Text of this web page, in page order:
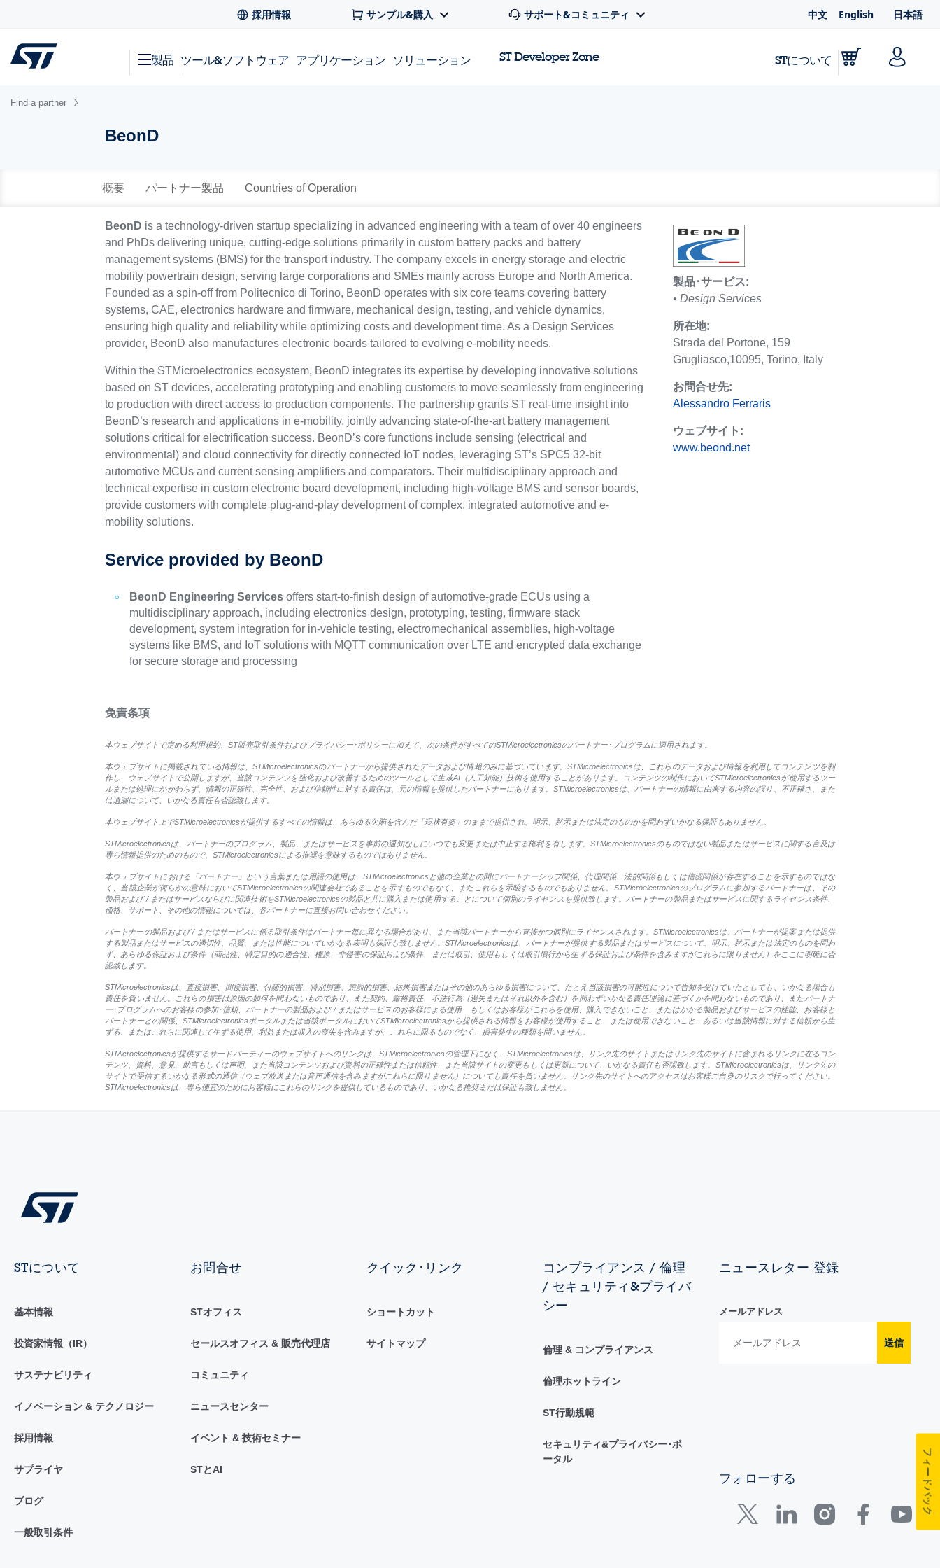
採用情報 サンプル&購入 サポート&コミュニティ 中文 English 日本語
製品 ツール&ソフトウェア アプリケーション ソリューション ST Developer Zone STについて
Find a partner
BeonD
概要 パートナー製品 Countries of Operation
BeonD is a technology-driven startup specializing in advanced engineering with a team of over 40 engineers
and PhDs delivering unique, cutting-edge solutions primarily in custom battery packs and battery
management systems (BMS) for the transport industry. The company excels in energy storage and electric
mobility powertrain design, serving large corporations and SMEs mainly across Europe and North America.
Founded as a spin-off from Politecnico di Torino, BeonD operates with six core teams covering battery
systems, CAE, electronics hardware and firmware, mechanical design, testing, and vehicle dynamics,
ensuring high quality and reliability while optimizing costs and development time. As a Design Services
provider, BeonD also manufactures electronic boards tailored to evolving e-mobility needs.
Within the STMicroelectronics ecosystem, BeonD integrates its expertise by developing innovative solutions
based on ST devices, accelerating prototyping and enabling customers to move seamlessly from engineering
to production with direct access to production components. The partnership grants ST real-time insight into
BeonD’s research and applications in e-mobility, jointly advancing state-of-the-art battery management
solutions critical for electrification success. BeonD’s core functions include sensing (electrical and
environmental) and cloud connectivity for directly connected IoT nodes, leveraging ST’s SPC5 32-bit
automotive MCUs and current sensing amplifiers and comparators. Their multidisciplinary approach and
technical expertise in custom electronic board development, including high-voltage BMS and sensor boards,
provide customers with complete plug-and-play development of complex, integrated automotive and e-
mobility solutions.
Service provided by BeonD
BeonD Engineering Services offers start-to-finish design of automotive-grade ECUs using a
multidisciplinary approach, including electronics design, prototyping, testing, firmware stack
development, system integration for in-vehicle testing, electromechanical assemblies, high-voltage
systems like BMS, and IoT solutions with MQTT communication over LTE and encrypted data exchange
for secure storage and processing
製品･サービス:
• Design Services
所在地:
Strada del Portone, 159
Grugliasco,10095, Torino, Italy
お問合せ先:
Alessandro Ferraris
ウェブサイト:
www.beond.net
免責条項
本ウェブサイトで定める利用規約、ST販売取引条件およびプライバシー･ポリシーに加えて、次の条件がすべてのSTMicroelectronicsのパートナー･プログラムに適用されます。
本ウェブサイトに掲載されている情報は、STMicroelectronicsのパートナーから提供されたデータおよび情報のみに基づいています。STMicroelectronicsは、これらのデータおよび情報を利用してコンテンツを制
作し、ウェブサイトで公開しますが、当該コンテンツを強化および改善するためのツールとして生成AI（人工知能）技術を使用することがあります。コンテンツの制作においてSTMicroelectronicsが使用するツー
ルまたは処理にかかわらず、情報の正確性、完全性、および信頼性に対する責任は、元の情報を提供したパートナーにあります。STMicroelectronicsは、パートナーの情報に由来する内容の誤り、不正確さ、また
は遺漏について、いかなる責任も否認致します。
本ウェブサイト上でSTMicroelectronicsが提供するすべての情報は、あらゆる欠陥を含んだ「現状有姿」のままで提供され、明示、黙示または法定のものかを問わずいかなる保証もありません。
STMicroelectronicsは、パートナーのプログラム、製品、またはサービスを事前の通知なしにいつでも変更または中止する権利を有します。STMicroelectronicsのものではない製品またはサービスに関する言及は
専ら情報提供のためのもので、STMicroelectronicsによる推奨を意味するものではありません。
本ウェブサイトにおける「パートナー」という言葉または用語の使用は、STMicroelectronicsと他の企業との間にパートナーシップ関係、代理関係、法的関係もしくは信認関係が存在することを示すものではな
く、当該企業が何らかの意味においてSTMicroelectronicsの関連会社であることを示すものでもなく、またこれらを示唆するものでもありません。STMicroelectronicsのプログラムに参加するパートナーは、その
製品および / またはサービスならびに関連技術をSTMicroelectronicsの製品と共に購入または使用することについて個別のライセンスを提供致します。パートナーの製品またはサービスに関するライセンス条件、
価格、サポート、その他の情報については、各パートナーに直接お問い合わせください。
パートナーの製品および / またはサービスに係る取引条件はパートナー毎に異なる場合があり、また当該パートナーから直接かつ個別にライセンスされます。STMicroelectronicsは、パートナーが提案または提供
する製品またはサービスの適切性、品質、または性能についていかなる表明も保証も致しません。STMicroelectronicsは、パートナーが提供する製品またはサービスについて、明示、黙示または法定のものを問わ
ず、あらゆる保証および条件（商品性、特定目的の適合性、権原、非侵害の保証および条件、または取引、使用もしくは取引慣行から生ずる保証および条件を含みますがこれらに限りません）をここに明確に否
認致します。
STMicroelectronicsは、直接損害、間接損害、付随的損害、特別損害、懲罰的損害、結果損害またはその他のあらゆる損害について、たとえ当該損害の可能性について告知を受けていたとしても、いかなる場合も
責任を負いません。これらの損害は原因の如何を問わないものであり、また契約、厳格責任、不法行為（過失またはそれ以外を含む）を問わずいかなる責任理論に基づくかを問わないものであり、またパートナ
ー･プログラムへのお客様の参加･信頼、パートナーの製品および / またはサービスのお客様による使用、もしくはお客様がこれらを使用、購入できないこと、またはかかる製品およびサービスの性能、お客様と
パートナーとの関係、STMicroelectronicsポータルまたは当該ポータルにおいてSTMicroelectronicsから提供される情報をお客様が使用すること、または使用できないこと、あるいは当該情報に対する信頼から生
ずる、またはこれらに関連して生ずる使用、利益または収入の喪失を含みますが、これらに限るものでなく、損害発生の種類を問いません。
STMicroelectronicsが提供するサードパーティーのウェブサイトへのリンクは、STMicroelectronicsの管理下になく、STMicroelectronicsは、リンク先のサイトまたはリンク先のサイトに含まれるリンクに在るコン
テンツ、資料、意見、助言もしくは声明、また当該コンテンツおよび資料の正確性または信頼性、また当該サイトの変更もしくは更新について、いかなる責任も否認致します。STMicroelectronicsは、リンク先の
サイトで受信するいかなる形式の通信（ウェブ放送または音声通信を含みますがこれらに限りません）についても責任を負いません。リンク先のサイトへのアクセスはお客様ご自身のリスクで行ってください。
STMicroelectronicsは、専ら便宜のためにお客様にこれらのリンクを提供しているものであり、いかなる推奨または保証も致しません。
STについて
基本情報
投資家情報（IR）
サステナビリティ
イノベーション & テクノロジー
採用情報
サプライヤ
ブログ
一般取引条件
お問合せ
STオフィス
セールスオフィス & 販売代理店
コミュニティ
ニュースセンター
イベント & 技術セミナー
STとAI
クイック･リンク
ショートカット
サイトマップ
コンプライアンス / 倫理
/ セキュリティ&プライバ
シー
倫理 & コンプライアンス
倫理ホットライン
ST行動規範
セキュリティ&プライバシー･ポ
ータル
ニュースレター 登録
メールアドレス
送信
フォローする フィードバック